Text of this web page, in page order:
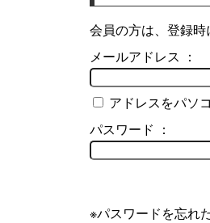
会員の方は、登録時
メールアドレス ：
アドレスをパソ
パスワード ：
※パスワードを忘れ